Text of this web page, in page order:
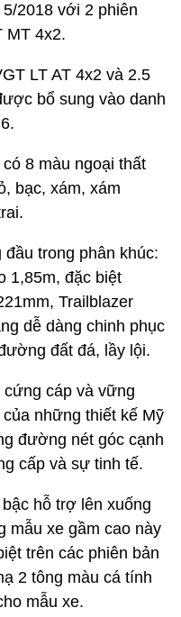
2018 với 2 phiên
MT 4x2.
LT AT 4x2 và 2.5
bổ sung vào danh
8 màu ngoại thất
bạc, xám, xám
trong phân khúc:
1,85m, đặc biệt
Trailblazer
dễ dàng chinh phục
đất đá, lầy lội.
cứng cáp và vững
những thiết kế Mỹ
đường nét góc cạnh
cấp và sự tinh tế.
hỗ trợ lên xuống
mẫu xe gầm cao này
trên các phiên bản
2 tông màu cá tính
mẫu xe.